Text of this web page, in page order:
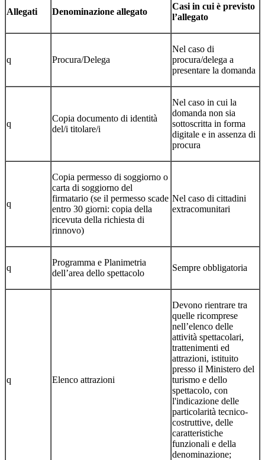
Allegati Denominazione allegato
Casi in cui è previsto
l’allegato
q Procura/Delega
Nel caso di
procura/delega a
presentare la domanda
q
Copia documento di identità
del/i titolare/i
Nel caso in cui la
domanda non sia
sottoscritta in forma
digitale e in assenza di
procura
q
Copia permesso di soggiorno o
carta di soggiorno del
firmatario (se il permesso scade
entro 30 giorni: copia della
ricevuta della richiesta di
rinnovo)
Nel caso di cittadini
extracomunitari
q
Programma e Planimetria
dell’area dello spettacolo
Sempre obbligatoria
q Elenco attrazioni
Devono rientrare tra
quelle ricomprese
nell’elenco delle
attività spettacolari,
trattenimenti ed
attrazioni, istituito
presso il Ministero del
turismo e dello
spettacolo, con
l'indicazione delle
particolarità tecnico-
costruttive, delle
caratteristiche
funzionali e della
denominazione;